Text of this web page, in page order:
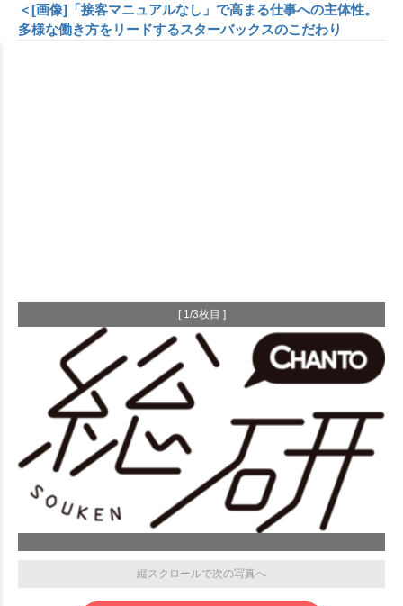
＜[画像]「接客マニュアルなし」で高まる仕事への主体性。
多様な働き方をリードするスターバックスのこだわり
[ 1/3枚目 ]
縦スクロールで次の写真へ